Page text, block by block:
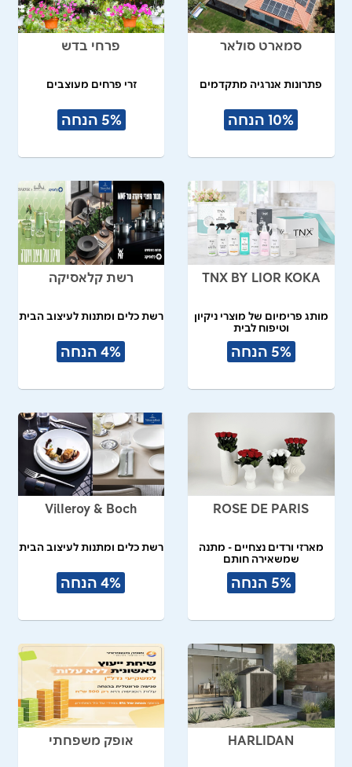
סמארט סולאר
פתרונות אנרגיה מתקדמים
10% הנחה
פרחי בדש
זרי פרחים מעוצבים
5% הנחה
TNX BY LIOR KOKA
מותג פרימיום של מוצרי ניקיון
וטיפוח לבית
5% הנחה
רשת קלאסיקה
רשת כלים ומתנות לעיצוב הבית
4% הנחה
ROSE DE PARIS
מארזי ורדים נצחיים - מתנה
שמשאירה חותם
5% הנחה
VilIeroy & Boch
רשת כלים ומתנות לעיצוב הבית
4% הנחה
HARLIDAN אופק משפחתי